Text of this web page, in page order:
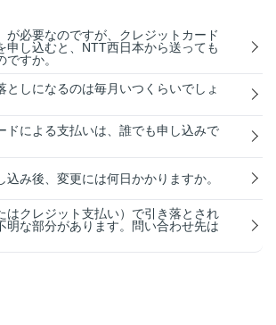
が必要なのですが、クレジットカード
申し込むと、NTT西日本から送っても
ですか。
としになるのは毎月いつくらいでしょ
ドによる支払いは、誰でも申し込みで
込み後、変更には何日かかりますか。
はクレジット支払い）で引き落とされ
明な部分があります。問い合わせ先は